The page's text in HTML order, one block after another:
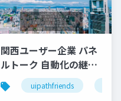
関西ユーザー企業 パネ
ルトーク 自動化の継続
的な価値提供と市民開
発・プロ開発の勘所
uipathfriends